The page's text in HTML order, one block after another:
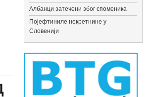
Албанци затечени због споменика
Појефтиниле некретнине у
Словенији